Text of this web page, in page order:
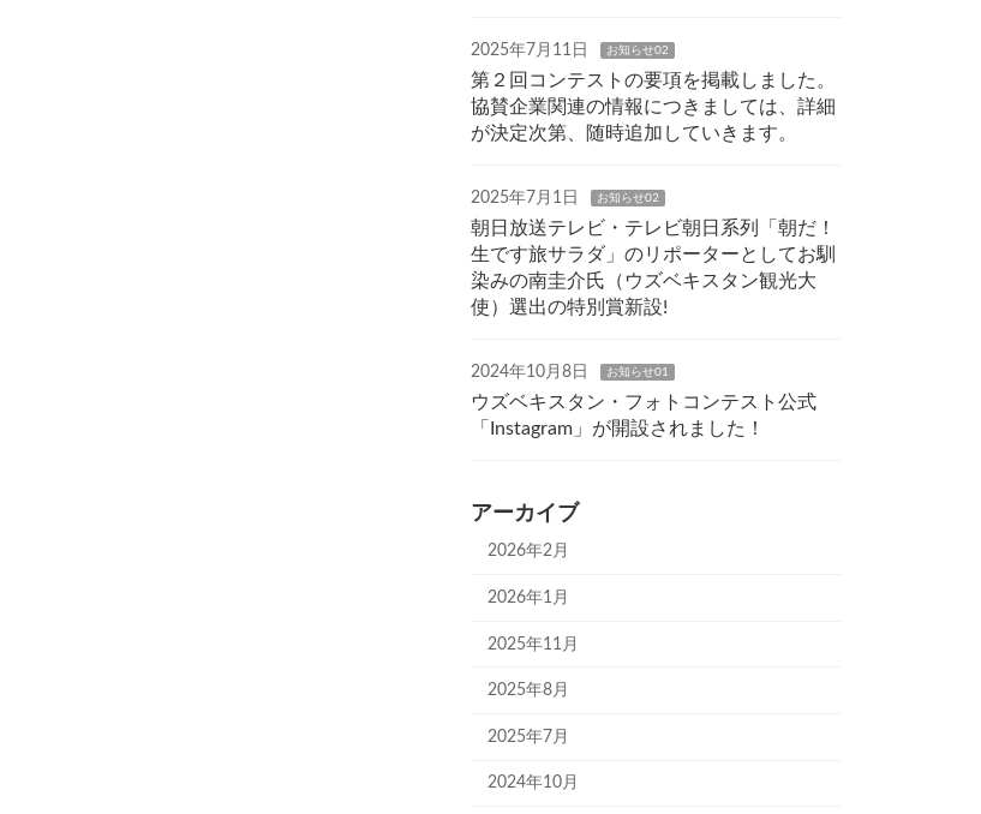
2025年7月11日 お知らせ02
第２回コンテストの要項を掲載しました。
協賛企業関連の情報につきましては、詳細
が決定次第、随時追加していきます。
2025年7月1日 お知らせ02
朝日放送テレビ・テレビ朝日系列「朝だ！
生です旅サラダ」のリポーターとしてお馴
染みの南圭介氏（ウズベキスタン観光大
使）選出の特別賞新設!
2024年10月8日 お知らせ01
ウズベキスタン・フォトコンテスト公式
「Instagram」が開設されました！
アーカイブ
2026年2月
2026年1月
2025年11月
2025年8月
2025年7月
2024年10月